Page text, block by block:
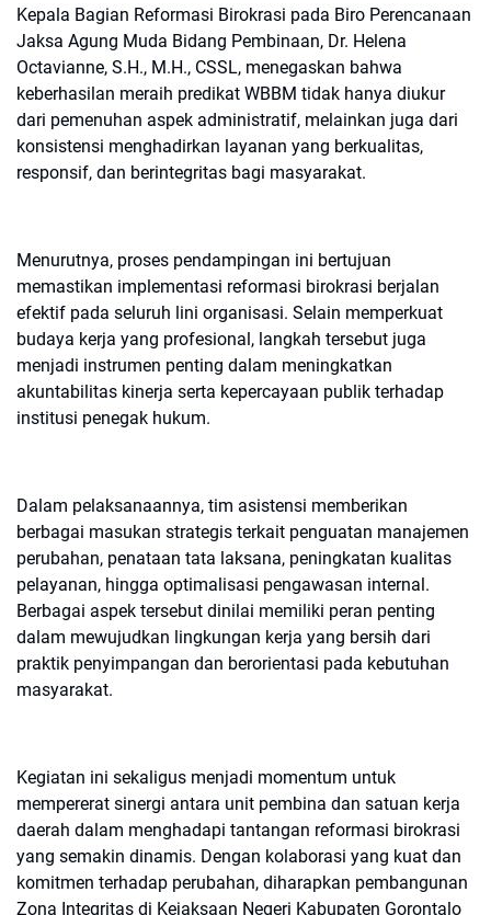
Kepala Bagian Reformasi Birokrasi pada Biro Perencanaan
Jaksa Agung Muda Bidang Pembinaan, Dr. Helena
Octavianne, S.H., M.H., CSSL, menegaskan bahwa
keberhasilan meraih predikat WBBM tidak hanya diukur
dari pemenuhan aspek administratif, melainkan juga dari
konsistensi menghadirkan layanan yang berkualitas,
responsif, dan berintegritas bagi masyarakat.
Menurutnya, proses pendampingan ini bertujuan
memastikan implementasi reformasi birokrasi berjalan
efektif pada seluruh lini organisasi. Selain memperkuat
budaya kerja yang profesional, langkah tersebut juga
menjadi instrumen penting dalam meningkatkan
akuntabilitas kinerja serta kepercayaan publik terhadap
institusi penegak hukum.
Dalam pelaksanaannya, tim asistensi memberikan
berbagai masukan strategis terkait penguatan manajemen
perubahan, penataan tata laksana, peningkatan kualitas
pelayanan, hingga optimalisasi pengawasan internal.
Berbagai aspek tersebut dinilai memiliki peran penting
dalam mewujudkan lingkungan kerja yang bersih dari
praktik penyimpangan dan berorientasi pada kebutuhan
masyarakat.
Kegiatan ini sekaligus menjadi momentum untuk
mempererat sinergi antara unit pembina dan satuan kerja
daerah dalam menghadapi tantangan reformasi birokrasi
yang semakin dinamis. Dengan kolaborasi yang kuat dan
komitmen terhadap perubahan, diharapkan pembangunan
Zona Integritas di Kejaksaan Negeri Kabupaten Gorontalo